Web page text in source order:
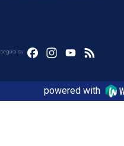
seguici su FacebookInstagram
YouTube
powered with